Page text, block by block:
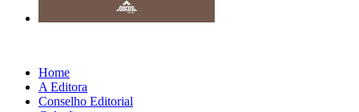
Home
A Editora
Conselho Editorial